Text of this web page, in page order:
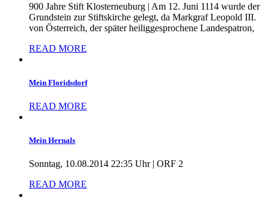
900 Jahre Stift Klosterneuburg | Am 12. Juni 1114 wurde der
Grundstein zur Stiftskirche gelegt, da Markgraf Leopold III.
von Österreich, der später heiliggesprochene Landespatron,
READ MORE
Mein Floridsdorf
READ MORE
Mein Hernals
Sonntag, 10.08.2014 22:35 Uhr | ORF 2
READ MORE